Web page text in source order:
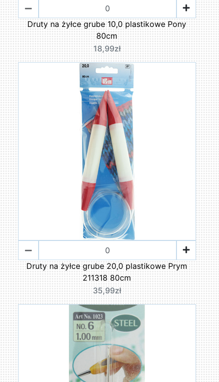
Druty na żyłce grube 10,0 plastikowe Pony
80cm
18,99zł
Druty na żyłce grube 20,0 plastikowe Prym
211318 80cm
35,99zł